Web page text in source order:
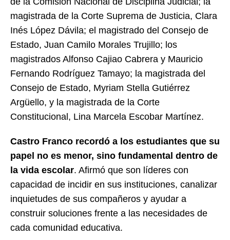
magistrada de la Corte Suprema de Justicia, Clara
Inés López Dávila; el magistrado del Consejo de
Estado, Juan Camilo Morales Trujillo; los
magistrados Alfonso Cajiao Cabrera y Mauricio
Fernando Rodríguez Tamayo; la magistrada del
Consejo de Estado, Myriam Stella Gutiérrez
Argüello, y la magistrada de la Corte
Constitucional, Lina Marcela Escobar Martínez.
Castro Franco recordó a los estudiantes que su
papel no es menor, sino fundamental dentro de
la vida escolar. Afirmó que son líderes con
capacidad de incidir en sus instituciones, canalizar
inquietudes de sus compañeros y ayudar a
construir soluciones frente a las necesidades de
cada comunidad educativa.